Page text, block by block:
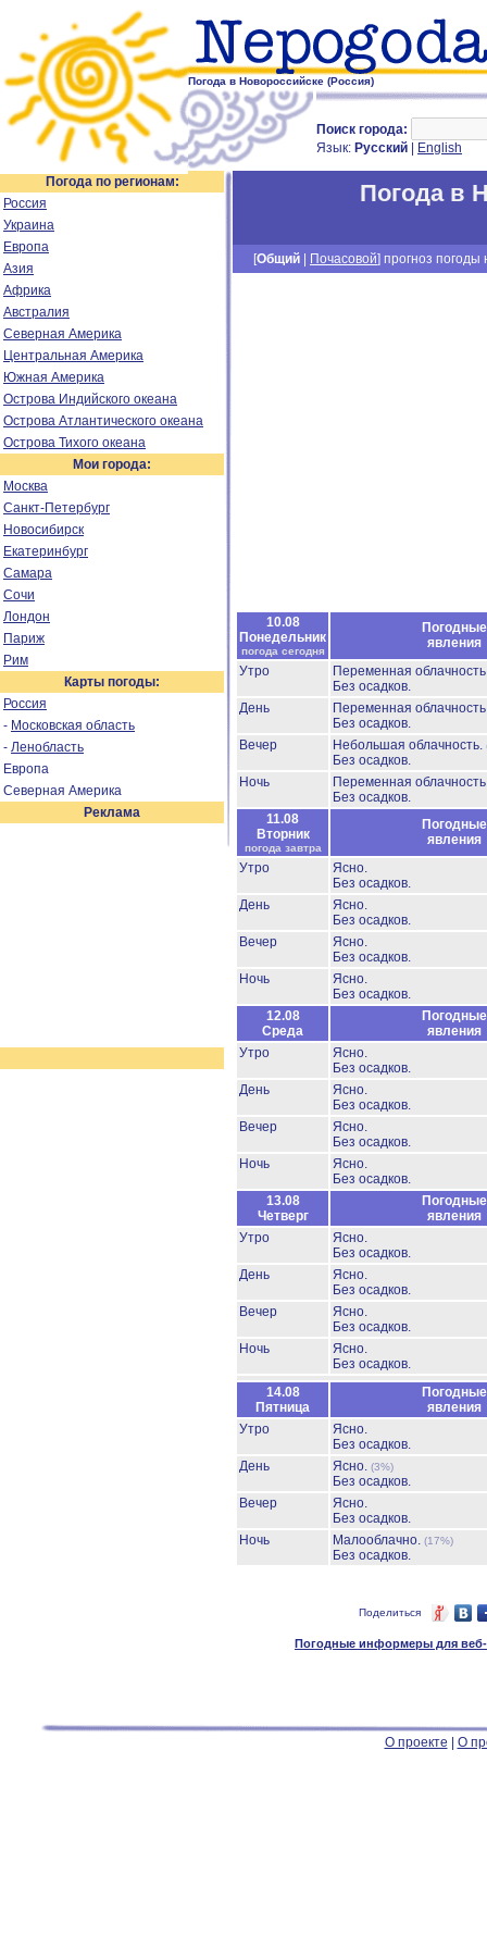
Погода в Новороссийске (Россия)
Поиск города:
Язык: Русский English
Погода по регионам:
Россия
Украина
Европа
Азия
Африка
Австралия
Северная Америка
Центральная Америка
Южная Америка
Острова Индийского океана
Острова Атлантического океана
Острова Тихого океана
Мои города:
Москва
Санкт-Петербург
Новосибирск
Екатеринбург
Самара
Сочи
Лондон
Париж
Рим
Карты погоды:
Россия
- Московская область
- Ленобласть
Европа
Северная Америка
Реклама
Погода в
[Общий Почасовой] прогноз погоды
10.08
Понедельник
погода сегодня
Погодные
явления
Утро
Переменная
Без осадков.
День
Переменная
Без осадков.
Вечер
Небольшая облачность.
Без осадков.
Ночь
Переменная
Без осадков.
11.08
Вторник
погода завтра
Погодные
явления
Утро
Ясно.
Без осадков.
День
Ясно.
Без осадков.
Вечер
Ясно.
Без осадков.
Ночь
Ясно.
Без осадков.
12.08
Среда
Погодные
явления
Утро
Ясно.
Без осадков.
День
Ясно.
Без осадков.
Вечер
Ясно.
Без осадков.
Ночь
Ясно.
Без осадков.
13.08
Четверг
Погодные
явления
Утро
Ясно.
Без осадков.
День
Ясно.
Без осадков.
Вечер
Ясно.
Без осадков.
Ночь
Ясно.
Без осадков.
14.08
Пятница
Погодные
явления
Утро
Ясно.
Без осадков.
День
Ясно. (3%)
Без осадков.
Вечер
Ясно.
Без осадков.
Ночь
Малооблачно. (17%)
Без осадков.
Поделиться
Погодные информеры для веб-
О проекте О